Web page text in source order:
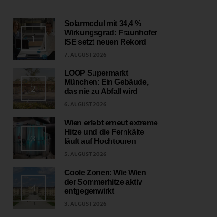
1
Solarmodul mit 34,4 %
Wirkungsgrad: Fraunhofer
ISE setzt neuen Rekord
7. AUGUST 2026
2
LOOP Supermarkt
München: Ein Gebäude,
das nie zu Abfall wird
6. AUGUST 2026
3
Wien erlebt erneut extreme
Hitze und die Fernkälte
läuft auf Hochtouren
5. AUGUST 2026
4
Coole Zonen: Wie Wien
der Sommerhitze aktiv
entgegenwirkt
3. AUGUST 2026